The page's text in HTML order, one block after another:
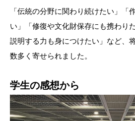
「伝統の分野に関わり続けたい」「
い」「修復や文化財保存にも携わり
説明する力も身につけたい」など、
数多く寄せられました。
学生の感想から